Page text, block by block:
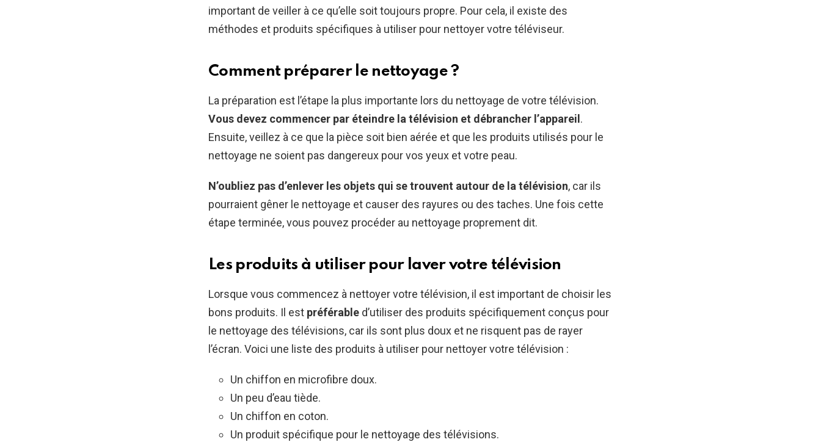
important de veiller à ce qu’elle soit toujours propre. Pour cela, il existe des
méthodes et produits spécifiques à utiliser pour nettoyer votre téléviseur.
Comment préparer le nettoyage ?
La préparation est l’étape la plus importante lors du nettoyage de votre télévision.
Vous devez commencer par éteindre la télévision et débrancher l’appareil .
Ensuite, veillez à ce que la pièce soit bien aérée et que les produits utilisés pour le
nettoyage ne soient pas dangereux pour vos yeux et votre peau.
N’oubliez pas d’enlever les objets qui se trouvent autour de la télévision, car ils
pourraient gêner le nettoyage et causer des rayures ou des taches. Une fois cette
étape terminée, vous pouvez procéder au nettoyage proprement dit.
Les produits à utiliser pour laver votre télévision
Lorsque vous commencez à nettoyer votre télévision, il est important de choisir les
bons produits. Il est préférable d’utiliser des produits spécifiquement conçus pour
le nettoyage des télévisions, car ils sont plus doux et ne risquent pas de rayer
l’écran. Voici une liste des produits à utiliser pour nettoyer votre télévision :
Un chiffon en microfibre doux.
Un peu d’eau tiède.
Un chiffon en coton.
Un produit spécifique pour le nettoyage des télévisions.